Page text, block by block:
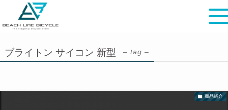
ブライトン サイコン 新型 – tag –
商品紹介